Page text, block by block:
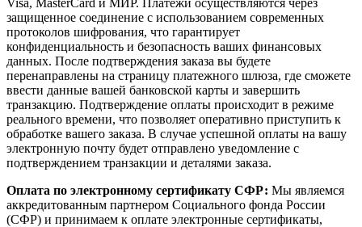
Visa, MasterCard и МИР. Платежи осуществляются через
защищенное соединение с использованием современных
протоколов шифрования, что гарантирует
конфиденциальность и безопасность ваших финансовых
данных. После подтверждения заказа вы будете
перенаправлены на страницу платежного шлюза, где сможете
ввести данные вашей банковской карты и завершить
транзакцию. Подтверждение оплаты происходит в режиме
реального времени, что позволяет оперативно приступить к
обработке вашего заказа. В случае успешной оплаты на вашу
электронную почту будет отправлено уведомление с
подтверждением транзакции и деталями заказа.
Оплата по электронному сертификату СФР: Мы являемся
аккредитованным партнером Социального фонда России
(СФР) и принимаем к оплате электронные сертификаты,